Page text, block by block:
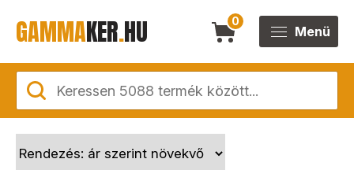
GAMMAKER.HU 0
Menü